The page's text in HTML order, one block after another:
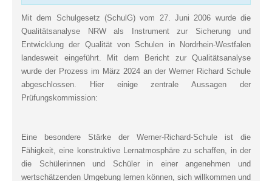
Mit dem Schulgesetz (SchulG) vom 27. Juni 2006 wurde die
Qualitätsanalyse NRW als Instrument zur Sicherung und
Entwicklung der Qualität von Schulen in Nordrhein-Westfalen
landesweit eingeführt. Mit dem Bericht zur Qualitätsanalyse
wurde der Prozess im März 2024 an der Werner Richard Schule
abgeschlossen. Hier einige zentrale Aussagen der
Prüfungskommission:
Eine besondere Stärke der Werner-Richard-Schule ist die
Fähigkeit, eine konstruktive Lernatmosphäre zu schaffen, in der
die Schülerinnen und Schüler in einer angenehmen und
wertschätzenden Umgebung lernen können, sich willkommen und